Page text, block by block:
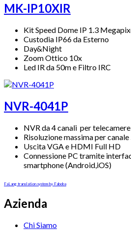
MK-IP10XIR
Kit Speed Dome IP 1.3
Custodia IP66 da Esterno
Day&Night
Zoom Ottico 10x
Led IR da 50m e Filtro IRC
NVR-4041P
NVR da 4 canali per
Risoluzione massima per
Uscita VGA e HDMI Full HD
Connessione PC tramite
smartphone (Android,iOS)
FaLang translation system by Faboba
Azienda
Chi Siamo